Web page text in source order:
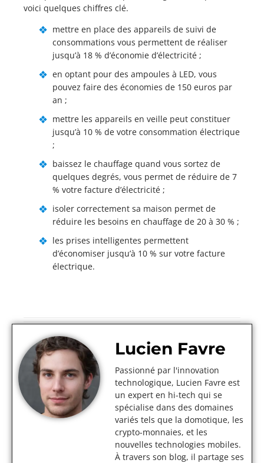
voici quelques chiffres clé.
mettre en place des appareils de suivi de
consommations vous permettent de réaliser
jusqu’à 18 % d’économie d’électricité ;
en optant pour des ampoules à LED, vous
pouvez faire des économies de 150 euros par
an ;
mettre les appareils en veille peut constituer
jusqu’à 10 % de votre consommation électrique
;
baissez le chauffage quand vous sortez de
quelques degrés, vous permet de réduire de 7
% votre facture d’électricité ;
isoler correctement sa maison permet de
réduire les besoins en chauffage de 20 à 30 % ;
les prises intelligentes permettent
d’économiser jusqu’à 10 % sur votre facture
électrique.
Lucien Favre
Passionné par l'innovation
technologique, Lucien Favre est
un expert en hi-tech qui se
spécialise dans des domaines
variés tels que la domotique, les
crypto-monnaies, et les
nouvelles technologies mobiles.
À travers son blog, il partage ses